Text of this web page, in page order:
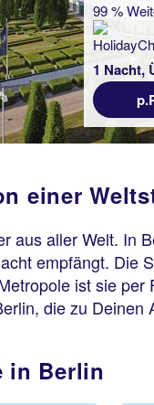
99 %
1 Nacht,
einer
aus aller Welt. In
empfängt.
ist sie
die zu Deinen
in Berlin